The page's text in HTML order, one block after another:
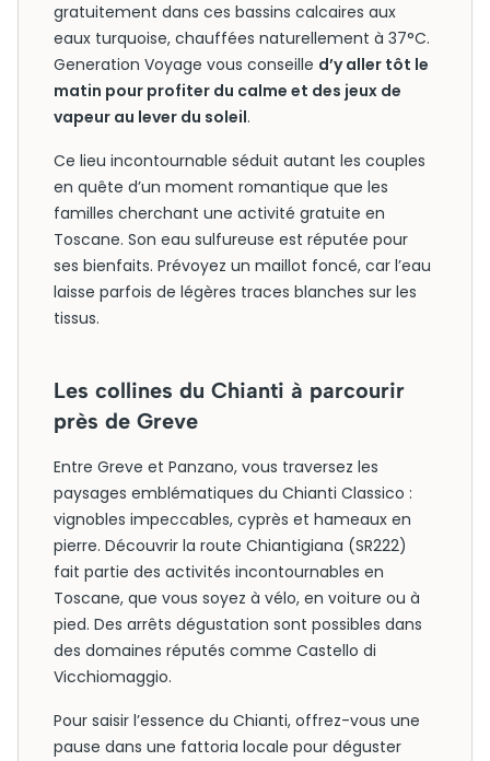
gratuitement dans ces bassins calcaires aux
eaux turquoise, chauffées naturellement à 37°C.
Generation Voyage vous conseille d’y aller tôt le
matin pour profiter du calme et des jeux de
vapeur au lever du soleil.
Ce lieu incontournable séduit autant les couples
en quête d’un moment romantique que les
familles cherchant une activité gratuite en
Toscane. Son eau sulfureuse est réputée pour
ses bienfaits. Prévoyez un maillot foncé, car l’eau
laisse parfois de légères traces blanches sur les
tissus.
Les collines du Chianti à parcourir
près de Greve
Entre Greve et Panzano, vous traversez les
paysages emblématiques du Chianti Classico :
vignobles impeccables, cyprès et hameaux en
pierre. Découvrir la route Chiantigiana (SR222)
fait partie des activités incontournables en
Toscane, que vous soyez à vélo, en voiture ou à
pied. Des arrêts dégustation sont possibles dans
des domaines réputés comme Castello di
Vicchiomaggio.
Pour saisir l’essence du Chianti, offrez-vous une
pause dans une fattoria locale pour déguster